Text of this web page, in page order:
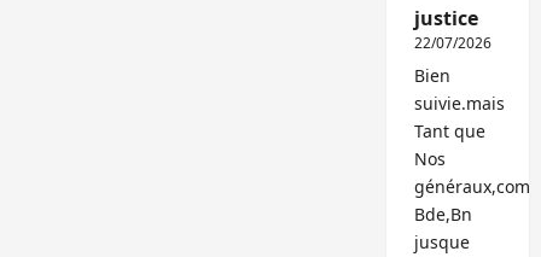
justice
22/07/2026
Bien
suivie.mais
Tant que
Nos
généraux,com
Bde,Bn
jusque